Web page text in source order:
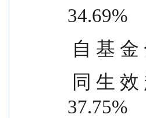
34.69%
自 基 金
37.75%